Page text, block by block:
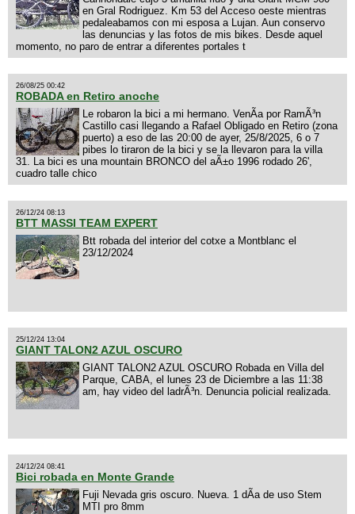
en Gral Rodriguez. Km 53 del Acceso oeste mientras
pedaleabamos con mi esposa a Lujan. Aun conservo
las denuncias y las fotos de mis bikes. Desde aquel
momento, no paro de entrar a diferentes portales t
26/08/25 00:42
ROBADA en Retiro anoche
Le robaron la bici a mi hermano. VenÃ­a por RamÃ³n
Castillo casi llegando a Rafael Obligado en Retiro (zona
puerto) a eso de las 20:00 de ayer, 25/8/2025, 6 o 7
pibes lo tiraron de la bici y se la llevaron para la villa
31. La bici es una mountain BRONCO del aÃ±o 1996 rodado 26',
cuadro talle chico
26/12/24 08:13
BTT MASSI TEAM EXPERT
Btt robada del interior del cotxe a Montblanc el
23/12/2024
25/12/24 13:04
GIANT TALON2 AZUL OSCURO
GIANT TALON2 AZUL OSCURO Robada en Villa del
Parque, CABA, el lunes 23 de Diciembre a las 11:38
am, hay video del ladrÃ³n. Denuncia policial realizada.
24/12/24 08:41
Bici robada en Monte Grande
Fuji Nevada gris oscuro. Nueva. 1 dÃ­a de uso Stem
MTI pro 8mm